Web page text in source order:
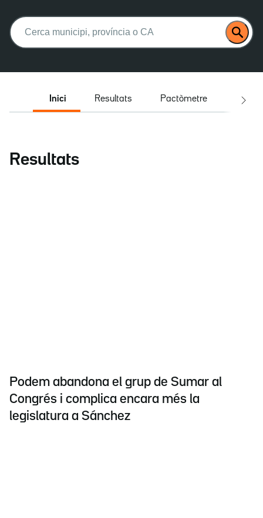
Buscar:
Inici Resultats Pactòmetre
Resultats
Podem abandona el grup de Sumar al
Congrés i complica encara més la
legislatura a Sánchez